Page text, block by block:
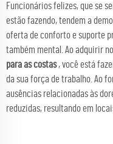
Funcionários felizes, que se
estão fazendo, tendem a
oferta de conforto e suporte
também mental. Ao adquirir
para as costas, você está
da sua força de trabalho. Ao
ausências relacionadas às
reduzidas, resultando em